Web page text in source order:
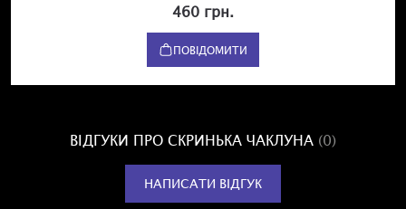
460 грн.
ПОВІДОМИТИ
ВІДГУКИ ПРО СКРИНЬКА ЧАКЛУНА (0)
НАПИСАТИ ВІДГУК